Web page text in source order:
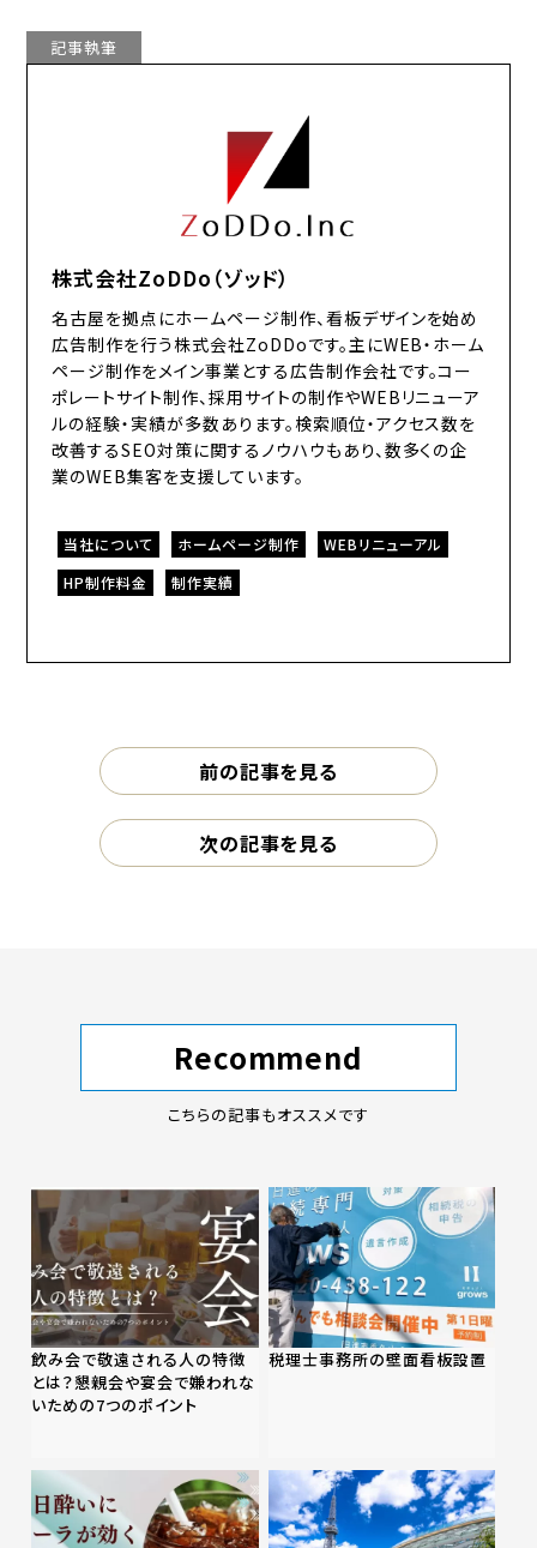
記事執筆
株式会社ZoDDo（ゾッド）
名古屋を拠点にホームページ制作、看板デザインを始め
広告制作を行う株式会社ZoDDoです。主にWEB・ホーム
ページ制作をメイン事業とする広告制作会社です。コー
ポレートサイト制作、採用サイトの制作やWEBリニューア
ルの経験・実績が多数あります。検索順位・アクセス数を
改善するSEO対策に関するノウハウもあり、数多くの企
業のWEB集客を支援しています。
当社について ホームページ制作
WEBリニューアル
HP制作料金
制作実績
前の記事を見る
次の記事を見る
Recommend
こちらの記事もオススメです
飲み会で敬遠される人の特徴
とは？懇親会や宴会で嫌われな
いための7つのポイント
税理士事務所の壁面看板設置